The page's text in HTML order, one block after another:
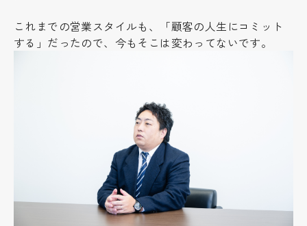
これまでの営業スタイルも、「顧客の人生にコミット
する」だったので、今もそこは変わってないです。